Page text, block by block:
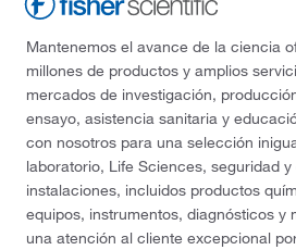
Mantenemos el avance de la ciencia
millones de productos y amplios
mercados de investigación,
ensayo, asistencia sanitaria y
con nosotros para una selección
laboratorio, Life Sciences, seguridad y
instalaciones, incluidos productos
equipos, instrumentos, diagnósticos y
una atención al cliente excepcional